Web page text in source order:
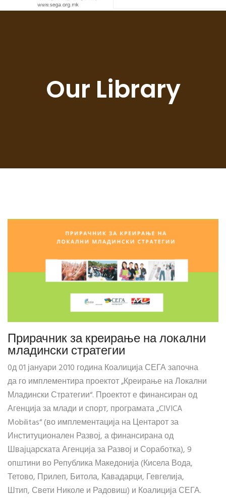
Our Library
Прирачник за креирање на локални
младински стратегии
0д 01 јануари 2010 година Коалиција СЕГА започна
да го имплементира проектот „Креирање на Локални
Младински Стратегии“. Проектот е финансиран од
Агенција за млади и спорт, програмата „CIVICA
Mobilitas“ (во имплементација на Центарот за
Институционален Развој, а финансирана од
Швајцарската Агенција за Развој и Соработка), 9
општини во Република Македонија (Кисела Вода,
Тетово, Прилеп, Битола, Кавадарци, Гевгелија,
Штип, Свети Николе и Радовиш) и Коалиција СЕГА.